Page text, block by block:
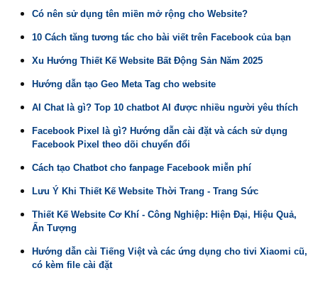
Có nên sử dụng tên miền mở rộng cho Website?
10 Cách tăng tương tác cho bài viết trên Facebook của bạn
Xu Hướng Thiết Kế Website Bất Động Sản Năm 2025
Hướng dẫn tạo Geo Meta Tag cho website
AI Chat là gì? Top 10 chatbot AI được nhiều người yêu thích
Facebook Pixel là gì? Hướng dẫn cài đặt và cách sử dụng
Facebook Pixel theo dõi chuyển đổi
Cách tạo Chatbot cho fanpage Facebook miễn phí
Lưu Ý Khi Thiết Kế Website Thời Trang - Trang Sức
Thiết Kế Website Cơ Khí - Công Nghiệp: Hiện Đại, Hiệu Quả,
Ấn Tượng
Hướng dẫn cài Tiếng Việt và các ứng dụng cho tivi Xiaomi cũ,
có kèm file cài đặt